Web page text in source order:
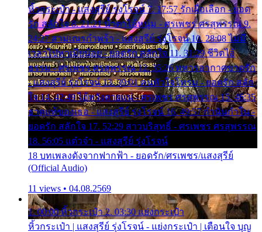
หิ้วกระเป๋า - แสงสุรีย์ รุ่งโรจน์ 7. 17:57 รักเผื่อเลือก - ยอด
รัก สลักใจ 8. 21:21 น้ำตาไอ้หนุ่ม - ศรเพชร ศรสุพรรณ 9.
24:27 สามเณรกำพร้า - แสงสุรีย์ รุ่งโรจน์ 10. 28:08 ไม่มี
เวลาไปหาเมียน้อย - ยอดรัก สลักใจ 11. 31:29 ชีวิตไอ้
ธรรม - ศรเพชร ศรสุพรรณ 12. 35:26 ทหารอากาศขาดรัก
- แสงสุรีย์ รุ่งโรจน์ 13. 39:01 คนหัวใจโทรม - ยอดรัก สลัก
ใจ 14. 42:49 ไอ้หวังตายแน่ - ศรเพชร ศรสุพรรณ 15. 46:35
ธาตุแท้ของเธอ - แสงสุรีย์ รุ่งโรจน์ 16. 49:57 กำนันกำใน -
ยอดรัก สลักใจ 17. 52:29 สาวบริสุทธิ์ - ศรเพชร ศรสุพรรณ
18. 56:05 แต๋วจ๋า - แสงสุรีย์ รุ่งโรจน์
18 บทเพลงดังจากฟากฟ้า - ยอดรัก/ศรเพชร/แสงสุรีย์
(Official Audio)
11 views • 04.08.2569
1. 00:00 หิ้วกระเป๋า 2. 03:30 แย่งกระเป๋า
หิ้วกระเป๋า | แสงสุรีย์ รุ่งโรจน์ - แย่งกระเป๋า | เตือนใจ บุญ